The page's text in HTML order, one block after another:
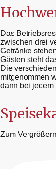
Das
zwischen drei
Getränke
Gästen steht
Die
mitgenommen
dann bei jedem
Zum